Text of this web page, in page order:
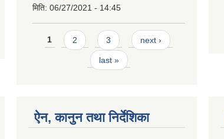
मिति: 06/27/2021 - 14:45
Pages
1 2 3 next ›
last »
ऐन, कानुन तथा निर्देशिका